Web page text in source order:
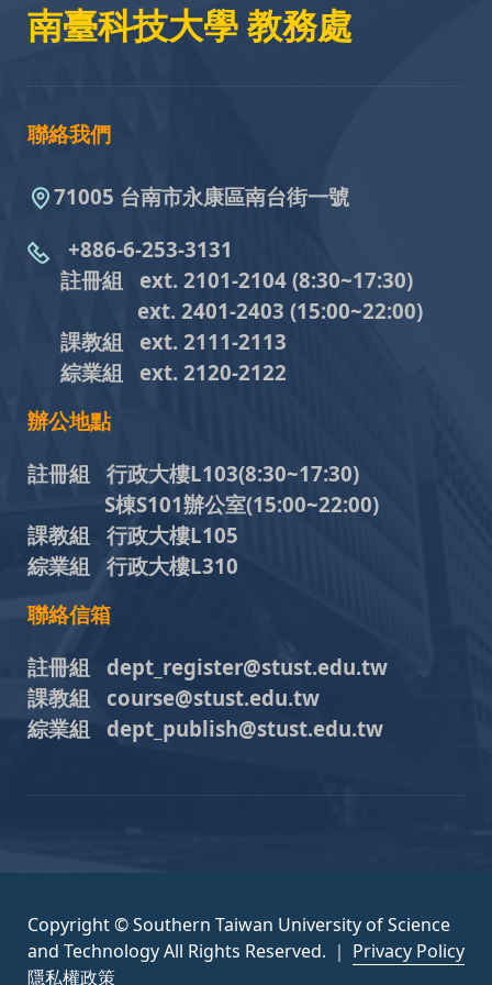
南臺科技大學 教務處
聯絡我們
71005 台南市永康區南台街一號
+886-6-253-3131
註冊組 ext. 2101-2104 (8:30~17:30)
ext. 2401-2403 (15:00~22:00)
課教組 ext. 2111-2113
綜業組
ext. 2120-2122
辦公地點
註冊組 行政大樓L103(8:30~17:30)
S棟S101辦公室(15:00~22:00)
課教組 行政大樓L105
綜業組 行政大樓L310
聯絡信箱
註冊組 dept_register@stust.edu.tw
課教組 course@stust.edu.tw
綜業組 dept_publish@stust.edu.tw
Copyright © Southern Taiwan University of Science
and Technology All Rights Reserved. ｜ Privacy Policy
隱私權政策